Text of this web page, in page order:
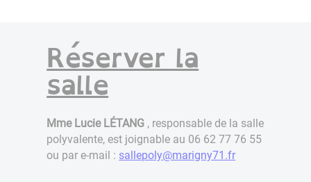
Réserver la
salle
Mme Lucie LÉTANG , responsable de la salle
polyvalente, est joignable au 06 62 77 76 55
ou par e-mail : sallepoly@marigny71.fr